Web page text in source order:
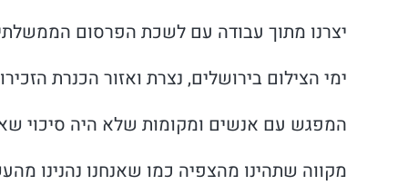
יצרנו מתוך עבודה עם לשכת הפרסום
ימי הצילום בירושלים, נצרת ואזור הכנרת
המפגש עם אנשים ומקומות שלא היה סיכוי
מקווה שתהינו מהצפיה כמו שאנחנו נהנינו